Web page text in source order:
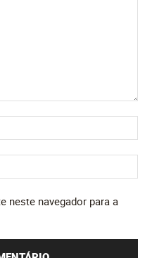
neste navegador para a